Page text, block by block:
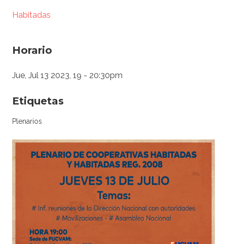
Habitadas
Horario
Jue, Jul 13 2023, 19 - 20:30pm
Etiquetas
Plenarios